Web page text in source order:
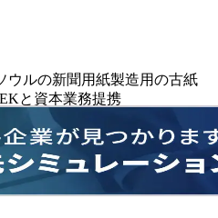
ウルの新聞用紙製造用の古紙
と資本業務提携